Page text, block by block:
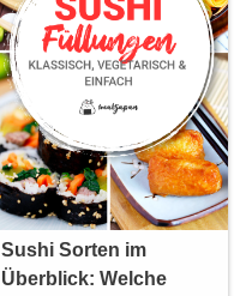
Sushi Sorten im
Überblick: Welche